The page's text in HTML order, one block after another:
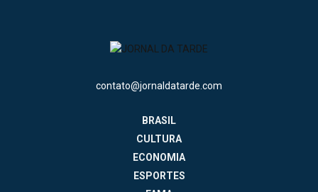
contato@jornaldatarde.com
BRASIL
CULTURA
ECONOMIA
ESPORTES